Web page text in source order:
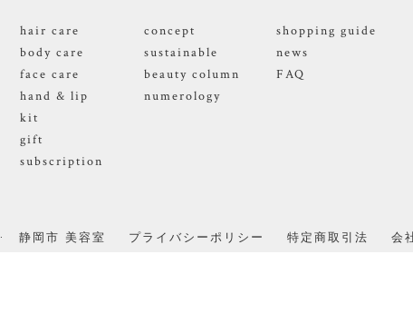
hair care
body care
face care
hand & lip
kit
gift
subscription
concept
sustainable
beauty column
numerology
shopping guide
news
FAQ
静岡市 美容室 プライバシーポリシー 特定商取引法 会